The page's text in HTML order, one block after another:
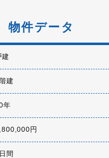
物件データ
建
建
年
円
間